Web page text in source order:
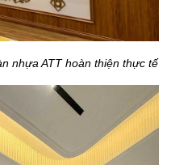
nhựa ATT hoàn thiện thực tế